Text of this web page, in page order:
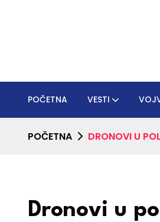
POČETNA VESTI
POČETNA DRONOVI U
Dronovi u